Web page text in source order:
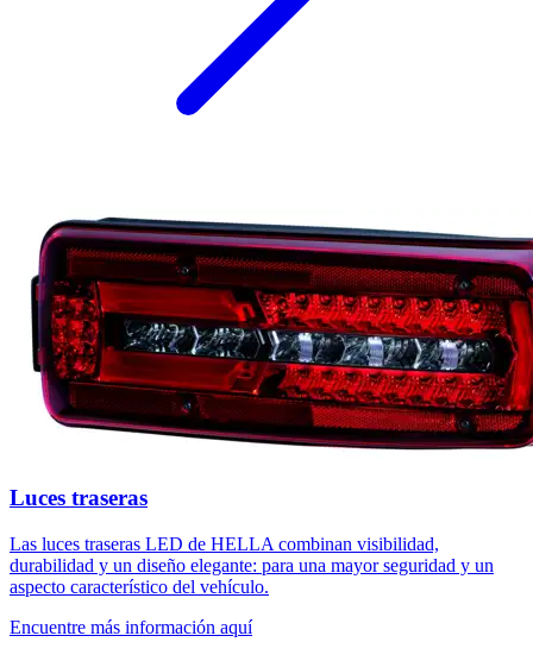
Luces traseras
Las luces traseras LED de HELLA combinan visibilidad,
durabilidad y un diseño elegante: para una mayor seguridad y un
aspecto característico del vehículo.
Encuentre más información aquí